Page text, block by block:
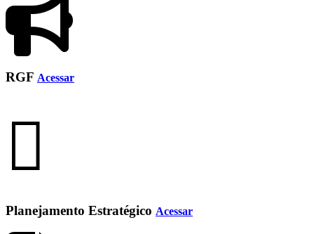
RGF Acessar
Planejamento Estratégico Acessar